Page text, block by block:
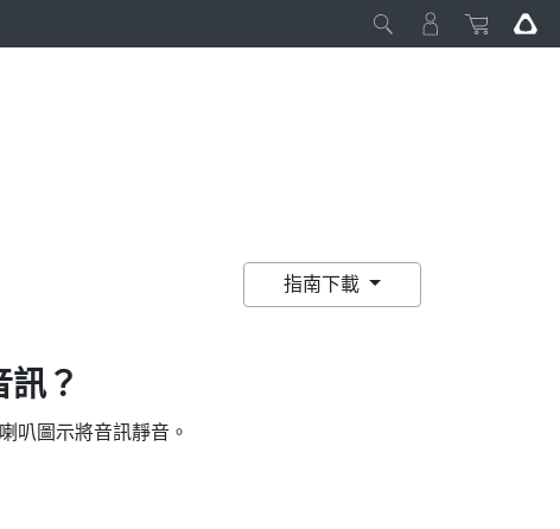
指南下載
？
叭圖示將音訊靜音。